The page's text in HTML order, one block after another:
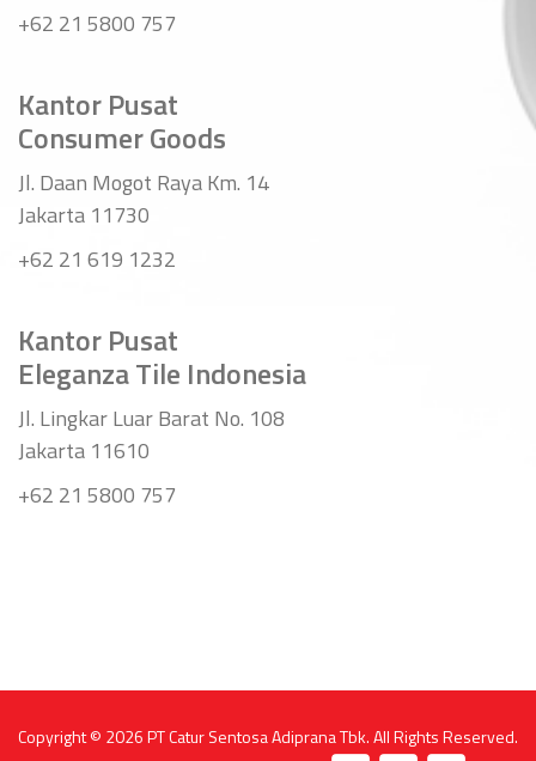
+62 21 5800 757
Kantor Pusat
Consumer Goods
Jl. Daan Mogot Raya Km. 14
Jakarta 11730
+62 21 619 1232
Kantor Pusat
Eleganza Tile Indonesia
Jl. Lingkar Luar Barat No. 108
Jakarta 11610
+62 21 5800 757
Copyright © 2026PT Catur Sentosa Adiprana Tbk. All Rights Reserved.